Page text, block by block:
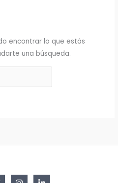
encontrar lo que estás
una búsqueda.